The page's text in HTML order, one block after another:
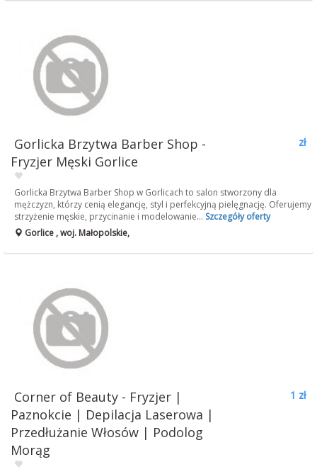
Gorlicka Brzytwa Barber Shop -
Fryzjer Męski Gorlice
zł
Gorlicka Brzytwa Barber Shop w Gorlicach to salon stworzony dla
mężczyzn, którzy cenią elegancję, styl i perfekcyjną pielęgnację. Oferujemy
strzyżenie męskie, przycinanie i modelowanie... Szczegóły oferty
Gorlice , woj. Małopolskie,
Corner of Beauty - Fryzjer |
Paznokcie | Depilacja Laserowa |
Przedłużanie Włosów | Podolog
Morąg
1 zł